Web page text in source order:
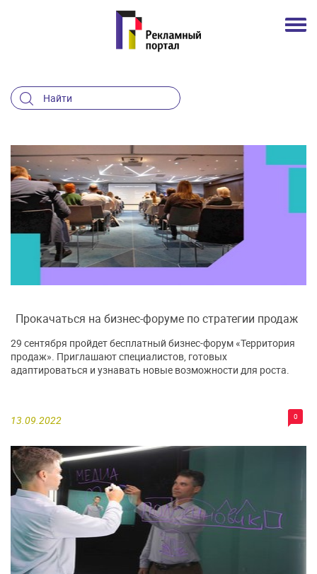
Прокачаться на бизнес-форуме по стратегии продаж
13.09.2022 0
29 сентября пройдет бесплатный бизнес-форум «Территория
продаж». Приглашают специалистов, готовых
адаптироваться и узнавать новые возможности для роста.